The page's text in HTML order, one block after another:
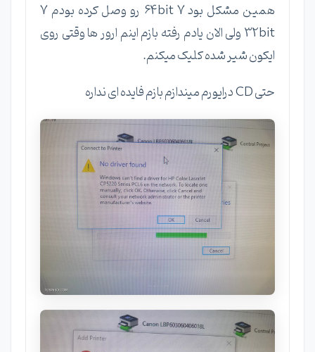
همین مشکل بود 7 64bit رو وصل کرده بودم 7
32bit ولی الان یادم رفته بازم اینم ارور ها وقتی روی
ایکون شیر شده کلیک میکنم.
حتی CD درایورم میندازم بازم فایده ای نداره